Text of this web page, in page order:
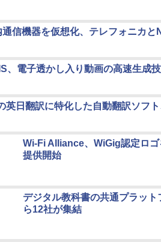
信機器を仮想化、テレフォニカと
、電子透かし入り動画の高速生成
英日翻訳に特化した自動翻訳ソフ
Wi-Fi Alliance、WiGig認定ロ
提供開始
デジタル教科書の共通プラッ
ら12社が集結